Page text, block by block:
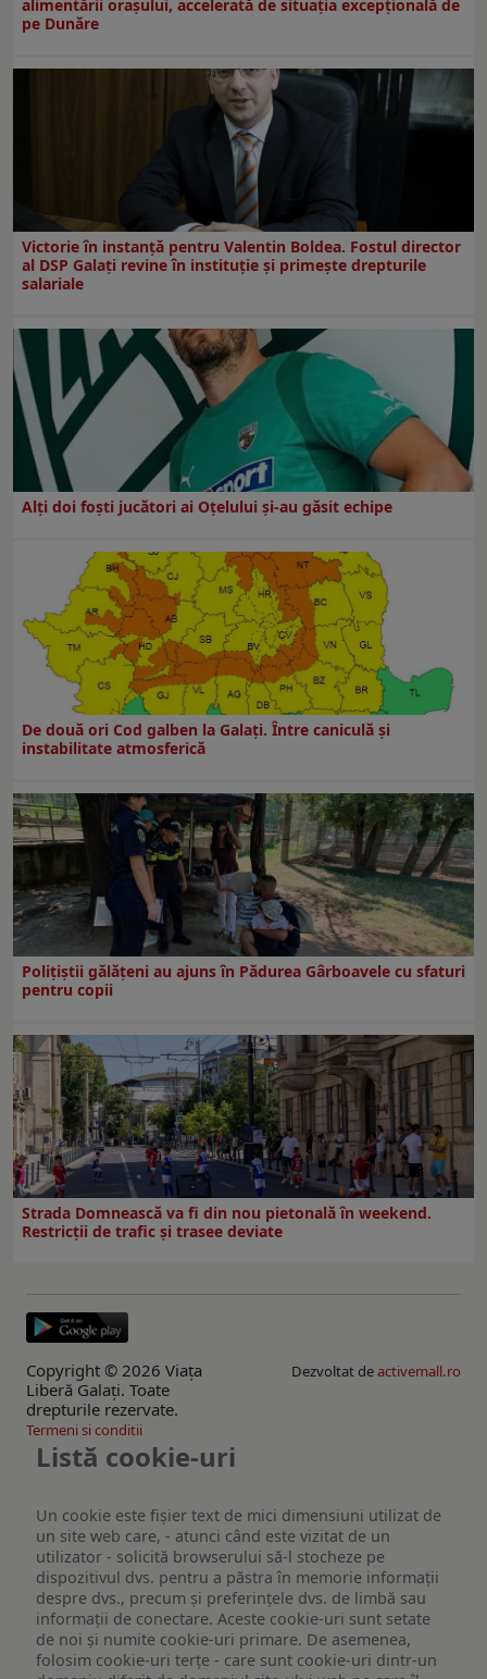
alimentării orașului, accelerată de situația excepțională de
pe Dunăre
Victorie în instanță pentru Valentin Boldea. Fostul director
al DSP Galați revine în instituție și primește drepturile
salariale
Alți doi foști jucători ai Oțelului și-au găsit echipe
De două ori Cod galben la Galaţi. Între caniculă şi
instabilitate atmosferică
Polițiștii gălățeni au ajuns în Pădurea Gârboavele cu sfaturi
pentru copii
Strada Domnească va fi din nou pietonală în weekend.
Restricţii de trafic şi trasee deviate
Copyright © 2026 Viaţa
Liberă Galaţi. Toate
drepturile rezervate.
Dezvoltat deactivemall.ro
Termeni si conditii
Listă cookie-uri
Un cookie este fişier text de mici dimensiuni utilizat de
un site web care, - atunci când este vizitat de un
utilizator - solicită browserului să-l stocheze pe
dispozitivul dvs. pentru a păstra în memorie informații
despre dvs., precum și preferințele dvs. de limbă sau
informații de conectare. Aceste cookie-uri sunt setate
de noi și numite cookie-uri primare. De asemenea,
folosim cookie-uri terțe - care sunt cookie-uri dintr-un